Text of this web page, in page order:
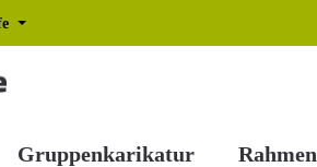
Gruppenkarikatur Rahmen